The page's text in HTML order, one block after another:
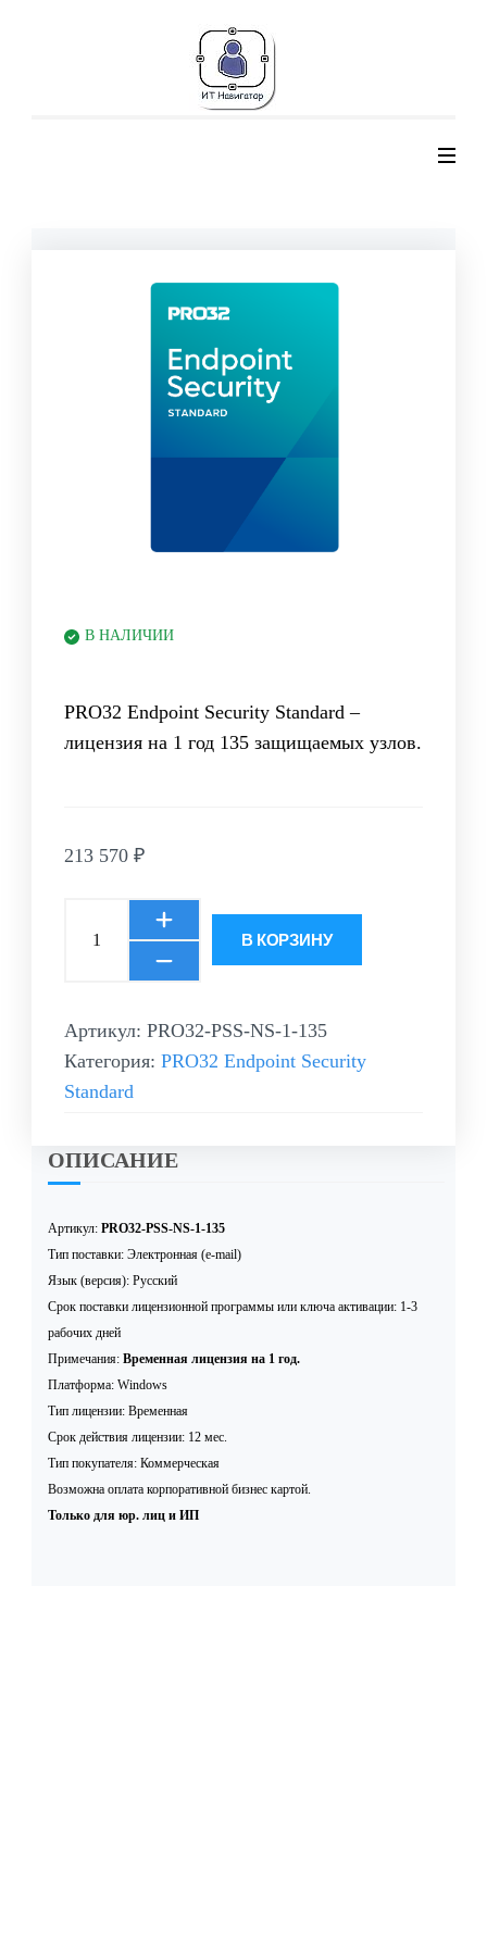
ОПИСАНИЕ
Артикул: PRO32-PSS-NS-1-135
Тип поставки: Электронная (e-mail)
Язык (версия): Русский
Срок поставки лицензионной программы или ключа активации: 1-3
рабочих дней
Примечания: Временная лицензия на 1 год.
Платформа: Windows
Тип лицензии: Временная
Срок действия лицензии: 12 мес.
Тип покупателя: Коммерческая
Возможна оплата корпоративной бизнес картой.
Только для юр. лиц и ИП
В НАЛИЧИИ
PRO32 Endpoint Security Standard –
лицензия на 1 год 135 защищаемых узлов.
213 570 ₽
В КОРЗИНУ
Артикул: PRO32-PSS-NS-1-135
Категория: PRO32 Endpoint Security
Standard